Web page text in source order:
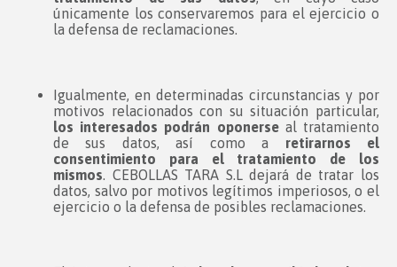
únicamente los conservaremos para el ejercicio o
la defensa de reclamaciones.
Igualmente, en determinadas circunstancias y por
motivos relacionados con su situación particular,
los interesados podrán oponerseal tratamiento
de sus datos, así como a retirarnos el
consentimiento para el tratamiento de los
mismos. CEBOLLAS TARA S.L dejará de tratar los
datos, salvo por motivos legítimos imperiosos, o el
ejercicio o la defensa de posibles reclamaciones.